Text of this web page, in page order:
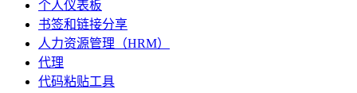
个人仪表板
书签和链接分享
人力资源管理（HRM）
代理
代码粘贴工具